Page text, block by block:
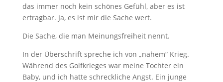
das immer noch kein schönes Gefühl, aber es ist
ertragbar. Ja, es ist mir die Sache wert.
Die Sache, die man Meinungsfreiheit nennt.
In der Überschrift spreche ich von „nahem“ Krieg.
Während des Golfkrieges war meine Tochter ein
Baby, und ich hatte schreckliche Angst. Ein junge